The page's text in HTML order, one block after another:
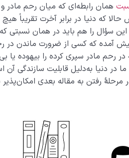
همان رابطه‌ای که میان رحم مادر و
که دنیا در برابر آخرت تقریباً
سؤال را هم باید در همان نسبتی
آمده که کسی از ضرورت ماندن در
رحم مادر سپری کرده را بیهوده یا
در دنیا به‌دلیل قابلیت سازندگی آن
رفتن به مقاله بعدی